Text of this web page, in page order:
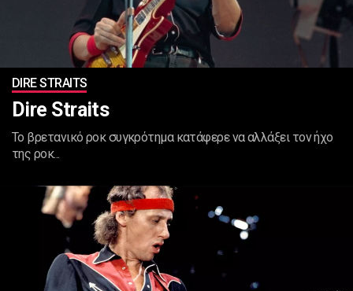
DIRE STRAITS
Dire Straits
To βρετανικό ροκ συγκρότημα κατάφερε να αλλάξει τον ήχο
της ροκ...